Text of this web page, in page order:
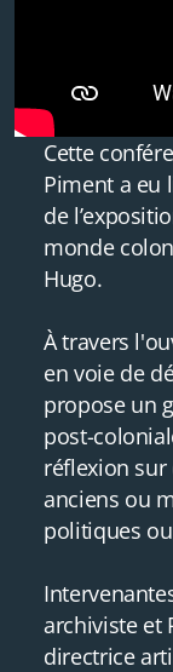
Cette
Piment a eu
de
monde
Hugo.
À travers
en voie de
propose un
post-
réflexion sur
anciens ou
politiques
archiviste et
directrice